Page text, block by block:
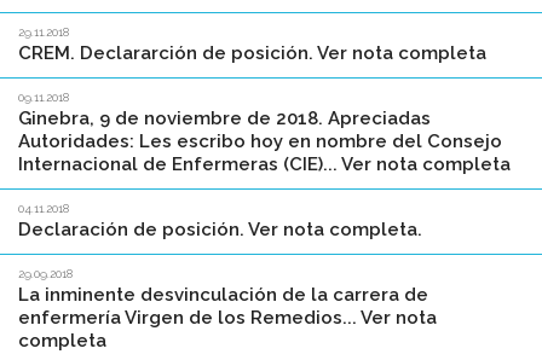
29.11.2018
CREM. Declararción de posición. Ver nota completa
09.11.2018
Ginebra, 9 de noviembre de 2018. Apreciadas
Autoridades: Les escribo hoy en nombre del Consejo
Internacional de Enfermeras (CIE)... Ver nota completa
04.11.2018
Declaración de posición. Ver nota completa.
29.09.2018
La inminente desvinculación de la carrera de
enfermería Virgen de los Remedios... Ver nota
completa